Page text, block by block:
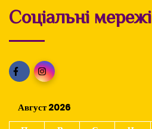
Соціальні мережі
Август 2026